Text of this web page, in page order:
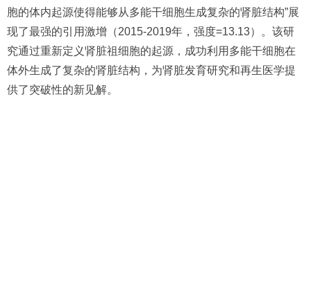
胞的体内起源使得能够从多能干细胞生成复杂的肾脏结构”展
现了最强的引用激增（2015-2019年，强度=13.13）。该研
究通过重新定义肾脏祖细胞的起源，成功利用多能干细胞在
体外生成了复杂的肾脏结构，为肾脏发育研究和再生医学提
供了突破性的新见解。